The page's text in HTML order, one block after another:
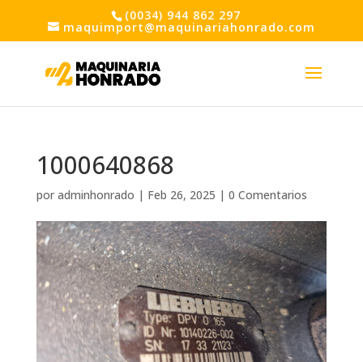
(0034) 944 862 297
maquimport@maquinariahonrado.com
1000640868
por adminhonrado | Feb 26, 2025 | 0 Comentarios